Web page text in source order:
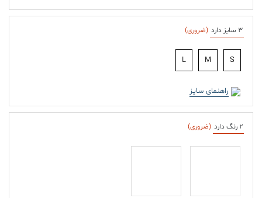
3 سایز دارد (ضروری)
S
M
L
راهنمای سایز
2 رنگ دارد (ضروری)